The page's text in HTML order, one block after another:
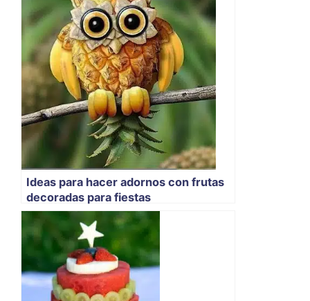
Ideas para hacer adornos con frutas
decoradas para fiestas